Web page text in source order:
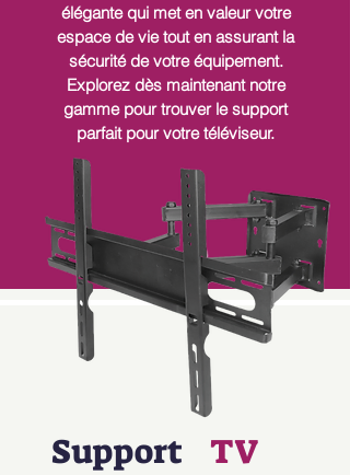
Support
TV
élégante qui met en valeur votre
espace de vie tout en assurant la
sécurité de votre équipement.
Explorez dès maintenant notre
gamme pour trouver le support
parfait pour votre téléviseur.